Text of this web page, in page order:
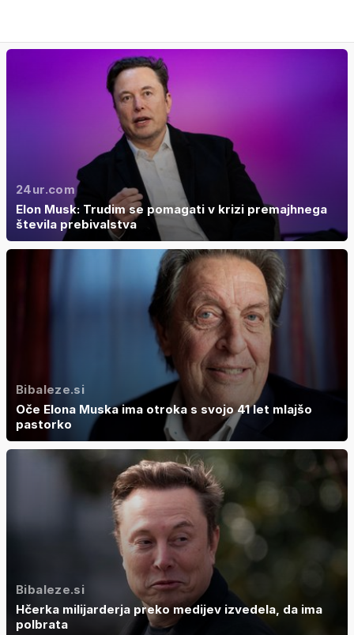
24ur.com
Elon Musk: Trudim se pomagati v krizi premajhnega
števila prebivalstva
Bibaleze.si
Oče Elona Muska ima otroka s svojo 41 let mlajšo
pastorko
Bibaleze.si
Hčerka milijarderja preko medijev izvedela, da ima
polbrata